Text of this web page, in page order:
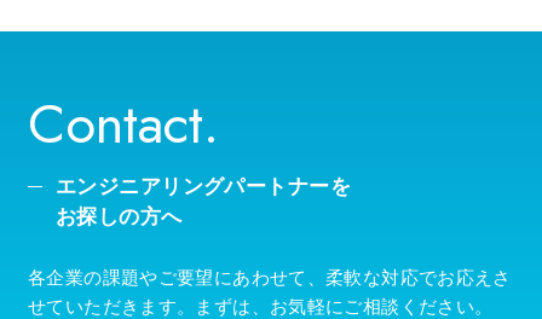
Contact.
エンジニアリングパートナーを
お探しの方へ
各企業の課題やご要望にあわせて、柔軟な対応でお応えさ
せていただきます。まずは、お気軽にご相談ください。